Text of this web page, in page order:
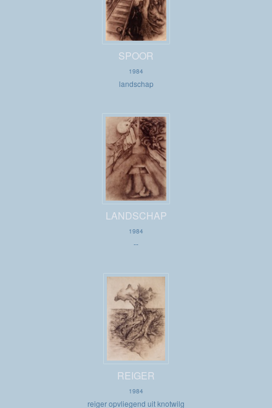
SPOOR
1984
landschap
LANDSCHAP
1984
--
REIGER
1984
reiger opvliegend uit knotwilg